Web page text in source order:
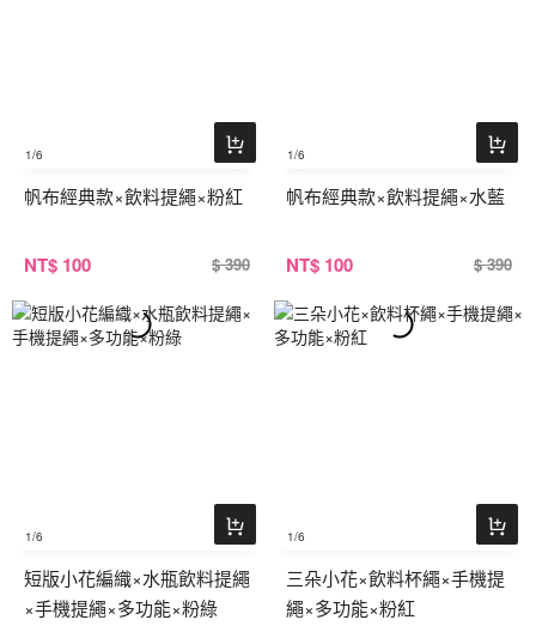
1/6
帆布經典款×飲料提繩×粉紅
NT$ 100 $ 390
1/6
帆布經典款×飲料提繩×水藍
NT$ 100 $ 390
1/6
短版小花編織×水瓶飲料提繩
×手機提繩×多功能×粉綠
1/6
三朵小花×飲料杯繩×手機提
繩×多功能×粉紅